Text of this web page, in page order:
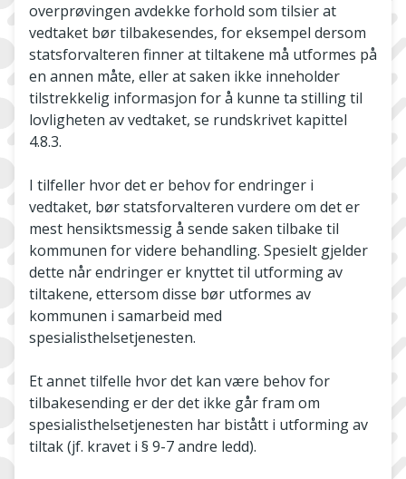
overprøvingen avdekke forhold som tilsier at
vedtaket bør tilbakesendes, for eksempel dersom
statsforvalteren finner at tiltakene må utformes på
en annen måte, eller at saken ikke inneholder
tilstrekkelig informasjon for å kunne ta stilling til
lovligheten av vedtaket, se rundskrivet kapittel
4.8.3.
I tilfeller hvor det er behov for endringer i
vedtaket, bør statsforvalteren vurdere om det er
mest hensiktsmessig å sende saken tilbake til
kommunen for videre behandling. Spesielt gjelder
dette når endringer er knyttet til utforming av
tiltakene, ettersom disse bør utformes av
kommunen i samarbeid med
spesialisthelsetjenesten.
Et annet tilfelle hvor det kan være behov for
tilbakesending er der det ikke går fram om
spesialisthelsetjenesten har bistått i utforming av
tiltak (jf. kravet i § 9-7 andre ledd).